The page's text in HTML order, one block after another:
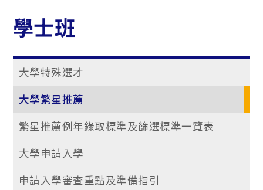
學士班
大學特殊選才
大學繁星推薦
繁星推薦例年錄取標準及篩選標準一覽表
大學申請入學
申請入學審查重點及準備指引